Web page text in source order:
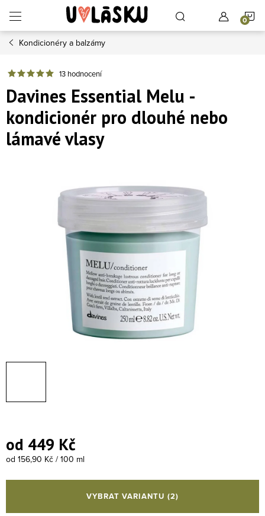
Kondicionéry a balzámy
13 hodnocení
Davines Essential Melu -
kondicionér pro dlouhé nebo
lámavé vlasy
od 449 Kč
Měrná cena:
od 156,90 Kč / 100 ml
VYBRAT VARIANTU (2)